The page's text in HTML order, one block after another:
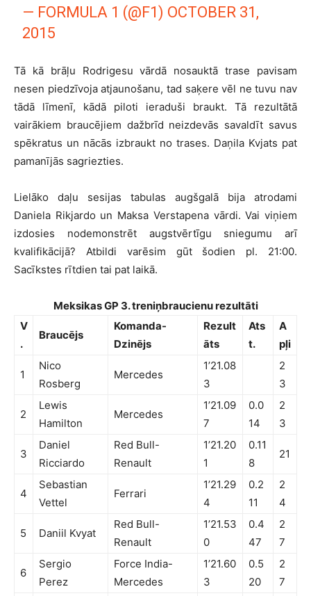
— FORMULA 1 (@F1) OCTOBER 31,
2015
Tā kā brāļu Rodrigesu vārdā nosauktā trase pavisam
nesen piedzīvoja atjaunošanu, tad saķere vēl ne tuvu nav
tādā līmenī, kādā piloti ieraduši braukt. Tā rezultātā
vairākiem braucējiem dažbrīd neizdevās savaldīt savus
spēkratus un nācās izbraukt no trases. Daņila Kvjats pat
pamanījās sagriezties.
Lielāko daļu sesijas tabulas augšgalā bija atrodami
Daniela Rikjardo un Maksa Verstapena vārdi. Vai viņiem
izdosies nodemonstrēt augstvērtīgu sniegumu arī
kvalifikācijā? Atbildi varēsim gūt šodien pl. 21:00.
Sacīkstes rītdien tai pat laikā.
Meksikas GP 3. treniņbraucienu rezultāti
V
.
Braucējs
Komanda-
Dzinējs
Rezult
āts
Ats
t.
A
pļi
1
Nico
Rosberg
Mercedes
1’21.08
3
2
3
2
Lewis
Hamilton
Mercedes
1’21.09
7
0.0
14
2
3
3
Daniel
Ricciardo
Red Bull-
Renault
1’21.20
1
0.11
8
21
4
Sebastian
Vettel
Ferrari
1’21.29
4
0.2
11
2
4
5 Daniil Kvyat
Red Bull-
Renault
1’21.53
0
0.4
47
2
7
6
Sergio
Perez
Force India-
Mercedes
1’21.60
3
0.5
20
2
7